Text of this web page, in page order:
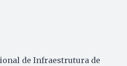
de Infraestrutura de